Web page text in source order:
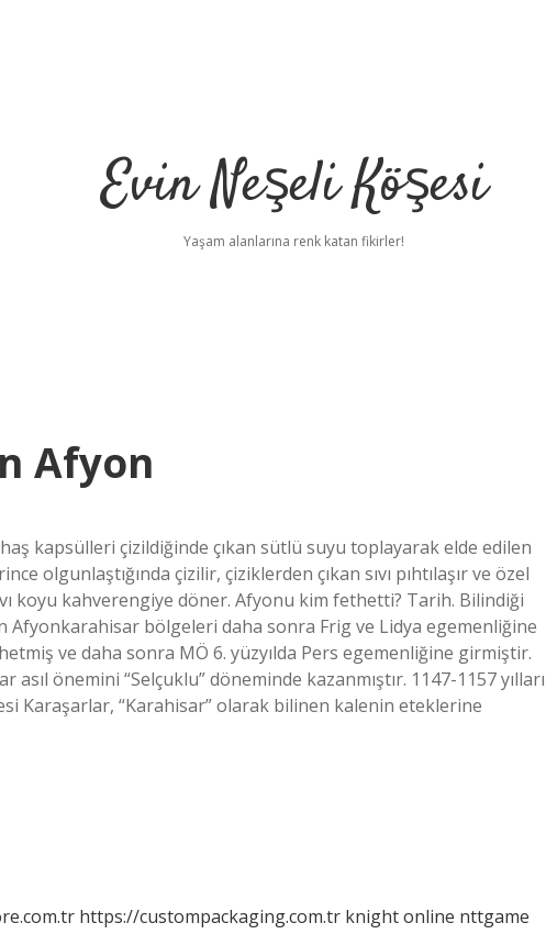
Evin Neşeli Köşesi
Yaşam alanlarına renk katan fikirler!
Afyon
kapsülleri çizildiğinde çıkan sütlü suyu toplayarak elde edilen
olgunlaştığında çizilir, çiziklerden çıkan sıvı pıhtılaşır ve özel
koyu kahverengiye döner. Afyonu kim fethetti? Tarih. Bilindiği
Afyonkarahisar bölgeleri daha sonra Frig ve Lidya egemenliğine
ve daha sonra MÖ 6. yüzyılda Pers egemenliğine girmiştir.
önemini “Selçuklu” döneminde kazanmıştır. 1147-1157 yılları
Karaşarlar, “Karahisar” olarak bilinen kalenin eteklerine
https://custompackaging.com.tr knight online nttgame